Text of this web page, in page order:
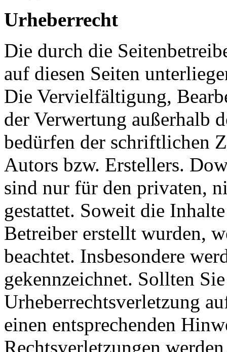
Urheberrecht
Die durch die
auf diesen Seiten
Die Vervielfältigung,
der Verwertung außerhalb
bedürfen der schriftlichen
Autors bzw. Erstellers.
sind nur für den privaten,
gestattet. Soweit die
Betreiber erstellt wurden,
beachtet. Insbesondere
gekennzeichnet. Sollten
Urheberrechtsverletzung
einen entsprechenden
Rechtsverletzungen